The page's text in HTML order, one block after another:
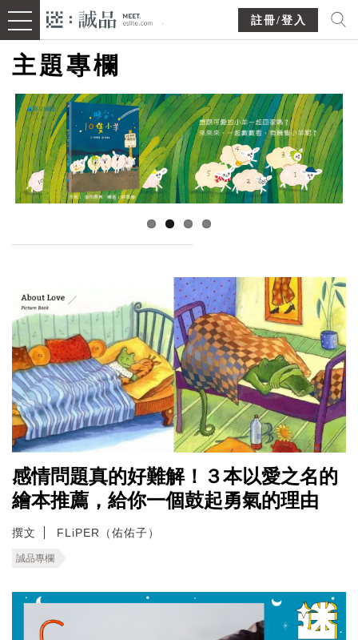
註冊/登入
主題專欄
感情問題真的好難解！３本以愛之名的
繪本推薦，給你一個鼓起勇氣的理由
撰文 FLiPER（佑佑子）
誠品專欄